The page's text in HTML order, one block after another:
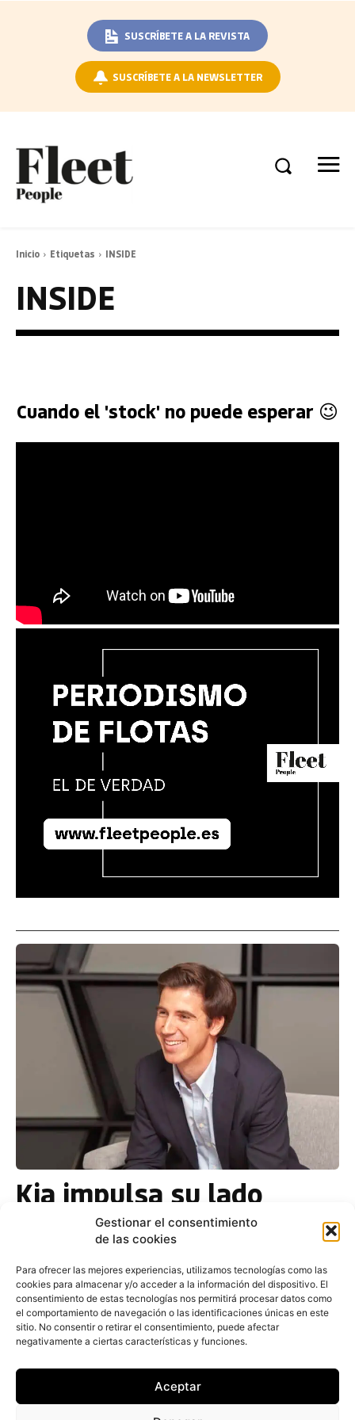
Gestionar el consentimiento
de las cookies
Para ofrecer las mejores experiencias, utilizamos tecnologías como las
cookies para almacenar y/o acceder a la información del dispositivo. El
consentimiento de estas tecnologías nos permitirá procesar datos como
el comportamiento de navegación o las identificaciones únicas en este
sitio. No consentir o retirar el consentimiento, puede afectar
negativamente a ciertas características y funciones.
Aceptar
SUSCRÍBETE A LA REVISTA
SUSCRÍBETE A LA NEWSLETTER
Inicio Etiquetas INSIDE
INSIDE
Cuando el 'stock' no puede esperar 😉
Kia impulsa su lado
corporativo con más
flotas de organismos
públicos y sus nuevos
comerciales
Redacción - 15 de junio de 2025
trabajando con intensidad en el mercado de
clientes particulares y, en los últimos ejercicios,